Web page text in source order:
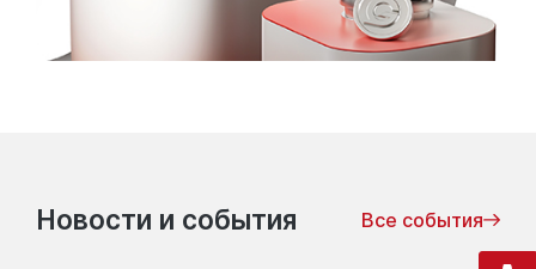
Новости и события Все события